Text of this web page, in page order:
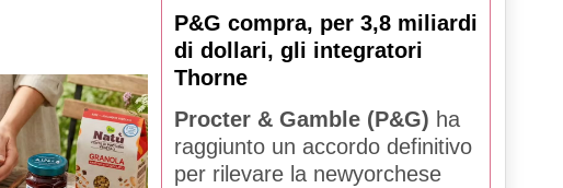
P&G compra, per 3,8 miliardi
di dollari, gli integratori
Thorne
Procter & Gamble (P&G) ha
raggiunto un accordo definitivo
per rilevare la newyorchese